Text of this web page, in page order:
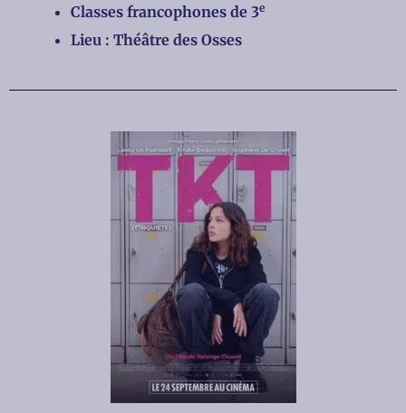
Classes francophones de 3e
Lieu : Théâtre des Osses